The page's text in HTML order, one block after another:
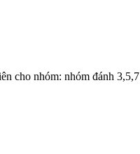
cho nhóm: nhóm đánh